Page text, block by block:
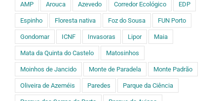
AMP Arouca Azevedo Corredor Ecológico EDP
Espinho Floresta nativa Foz do Sousa FUN Porto
Gondomar ICNF Invasoras Lipor Maia
Mata da Quinta do Castelo Matosinhos
Moinhos de Jancido Monte de Paradela Monte Padrão
Oliveira de Azeméis Paredes Parque da Ciência